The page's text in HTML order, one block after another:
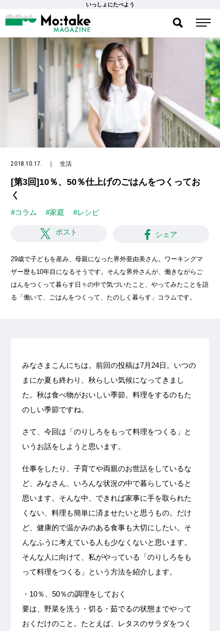
いっしょにたべよう
2018.10.17. ｜生活
[第3回]10％、50％仕上げのごはんをつくってお
く
#コラム #家庭 #レシピ
ポスト シェア
29歳で子どもを産み、母親になった界外亜由美さん。ワーキングマ
ザー歴も10年目になるそうです。そんな界外さんが、働きながらご
はんをつくって暮らす日々の中で気づいたこと、やってみたことを語
る「働いて、ごはんをつくって、たのしく暮らす」コラムです。
みなさまこんにちは。前回の投稿は7月24日。いつの
まにか夏も終わり、秋らしい気候になってきまし
た。秋は食べ物がおいしい季節。料理をするのもた
のしい季節ですね。
さて、今回は「のりしろをもって料理をつくる」と
いうお話をしようと思います。
仕事をしたり、子育てや両親のお世話をしているな
ど、みなさん、いろんな状況の中で暮らしていると
思います。そんな中、できれば家事に手を取られた
くない、料理も簡単に済ませたいと思うもの。だけ
ど、健康的で温かみのある食事も大切にしたい。そ
んなふうに考えている人も少なくないと思います。
そんな人に向けて、私がやっている「のりしろをも
って料理をつくる」という方法を紹介します。
・10％、50％の調理をしておく
要は、野菜を洗う・切る・茹でるの状態までやって
おくだけのこと。たとえば、レタスのサラダをつく